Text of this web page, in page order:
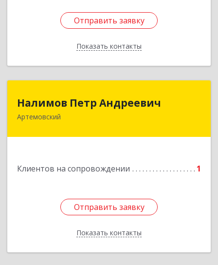
Отправить заявку
Показать контакты
Отправить заявку
Назад
Налимов Петр Андреевич
Артемовский
Клиентов на сопровождении 1
Отправить заявку
Показать контакты
623780, Свердловская обл, Артемовский г,
Отправить заявку
Назад